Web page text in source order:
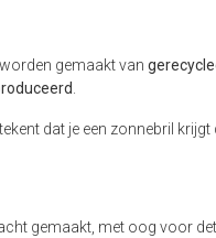
gemaakt van
dat je een zonnebril
gemaakt, met oog voor